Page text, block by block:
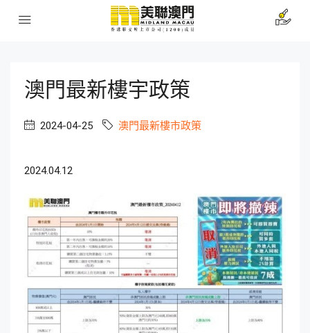
澳門最新樓宇政策
2024-04-25 澳門最新樓市政策
2024.04.12